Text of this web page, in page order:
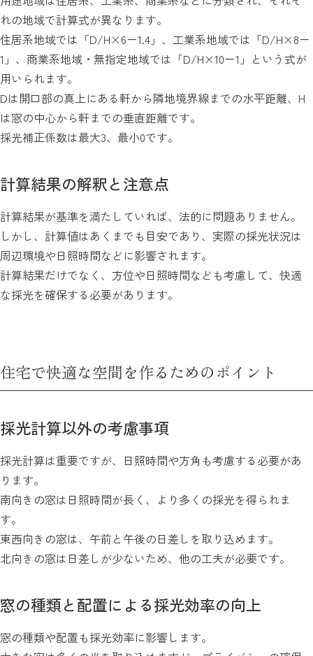
れの地域で計算式が異なります。
住居系地域では「D/H×6－1.4」、工業系地域では「D/H×8－
1」、商業系地域・無指定地域では「D/H×10－1」という式が
用いられます。
Dは開口部の真上にある軒から隣地境界線までの水平距離、H
は窓の中心から軒までの垂直距離です。
採光補正係数は最大3、最小0です。
計算結果の解釈と注意点
計算結果が基準を満たしていれば、法的に問題ありません。
しかし、計算値はあくまでも目安であり、実際の採光状況は
周辺環境や日照時間などに影響されます。
計算結果だけでなく、方位や日照時間なども考慮して、快適
な採光を確保する必要があります。
住宅で快適な空間を作るためのポイント
採光計算以外の考慮事項
採光計算は重要ですが、日照時間や方角も考慮する必要があ
ります。
南向きの窓は日照時間が長く、より多くの採光を得られま
す。
東西向きの窓は、午前と午後の日差しを取り込めます。
北向きの窓は日差しが少ないため、他の工夫が必要です。
窓の種類と配置による採光効率の向上
窓の種類や配置も採光効率に影響します。